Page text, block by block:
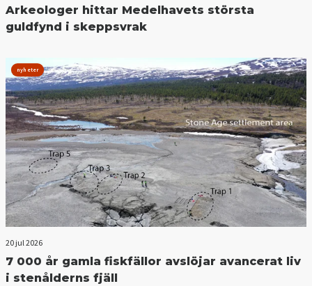
Arkeologer hittar Medelhavets största
guldfynd i skeppsvrak
nyheter
20 jul 2026
7 000 år gamla fiskfällor avslöjar avancerat liv
i stenålderns fjäll